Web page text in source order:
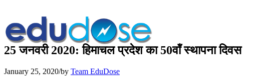
25 जनवरी 2020: हिमाचल प्रदेश का 50वॉं स्थापना दिवस
January 25, 2020/by Team EduDose